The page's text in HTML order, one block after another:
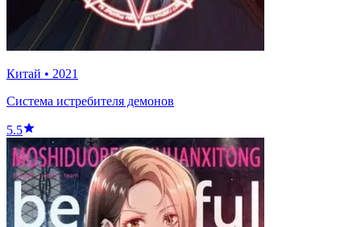
Китай • 2021
Система истребителя демонов
5.5